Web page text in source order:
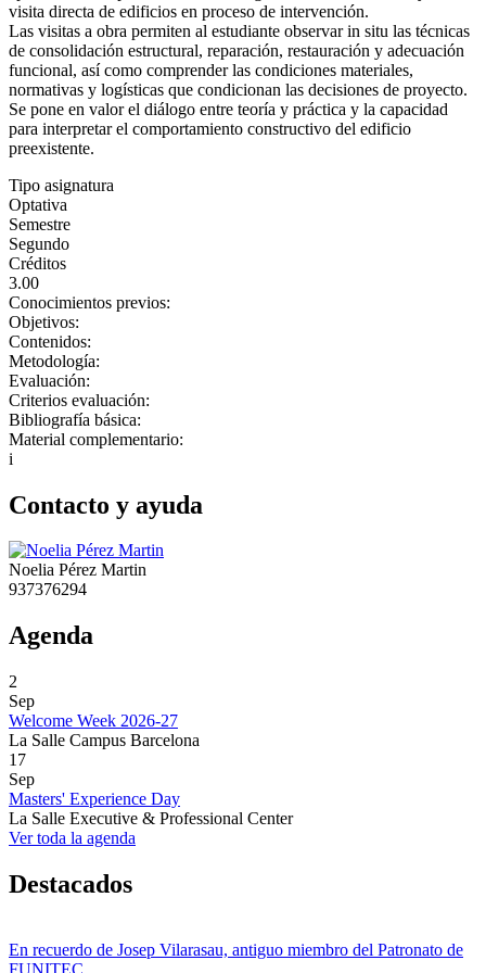
visita directa de edificios en proceso de intervención.
Las visitas a obra permiten al estudiante observar in situ las técnicas
de consolidación estructural, reparación, restauración y adecuación
funcional, así como comprender las condiciones materiales,
normativas y logísticas que condicionan las decisiones de proyecto.
Se pone en valor el diálogo entre teoría y práctica y la capacidad
para interpretar el comportamiento constructivo del edificio
preexistente.
Tipo asignatura
Optativa
Semestre
Segundo
Créditos
3.00
Conocimientos previos:
Objetivos:
Contenidos:
Metodología:
Evaluación:
Criterios evaluación:
Bibliografía básica:
Material complementario:
i
Contacto y ayuda
Noelia Pérez Martin
937376294
Agenda
2
Sep
Welcome Week 2026-27
La Salle Campus Barcelona
17
Sep
Masters' Experience Day
La Salle Executive & Professional Center
Ver toda la agenda
Destacados
En recuerdo de Josep Vilarasau, antiguo miembro del Patronato de
FUNITEC